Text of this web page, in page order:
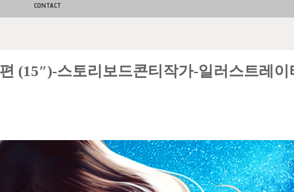
CONTACT
(15″)-스토리보드콘티작가-일러스트레이